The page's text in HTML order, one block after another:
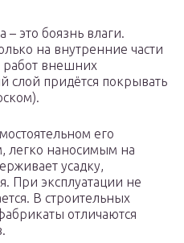
это боязнь влаги.
на внутренние части
работ внешних
придётся покрывать
его
легко наносимым на
усадку,
При эксплуатации не
В строительных
отличаются